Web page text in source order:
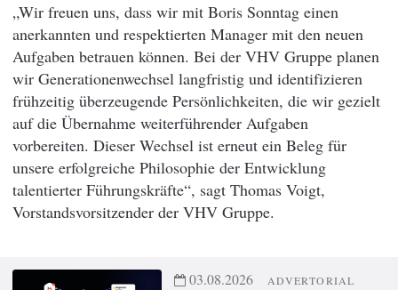
„Wir freuen uns, dass wir mit Boris Sonntag einen
anerkannten und respektierten Manager mit den neuen
Aufgaben betrauen können. Bei der VHV Gruppe planen
wir Generationenwechsel langfristig und identifizieren
frühzeitig überzeugende Persönlichkeiten, die wir gezielt
auf die Übernahme weiterführender Aufgaben
vorbereiten. Dieser Wechsel ist erneut ein Beleg für
unsere erfolgreiche Philosophie der Entwicklung
talentierter Führungskräfte“, sagt Thomas Voigt,
Vorstandsvorsitzender der VHV Gruppe.
03.08.2026 ADVERTORIAL